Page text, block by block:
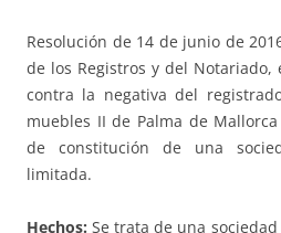
Resolución de 14 de junio de
de los Registros y del
contra la negativa del
muebles II de Palma de
de constitución de una
limitada.
Hechos: Se trata de una